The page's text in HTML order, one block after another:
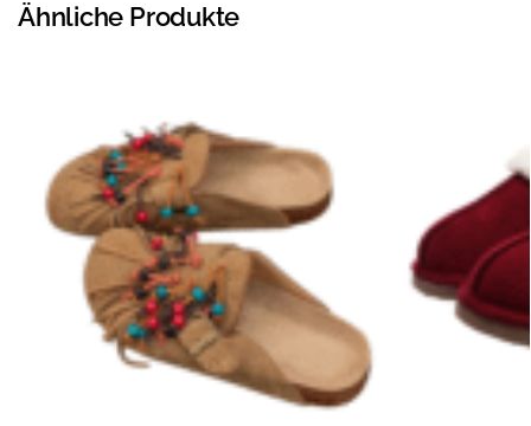
Ähnliche Produkte